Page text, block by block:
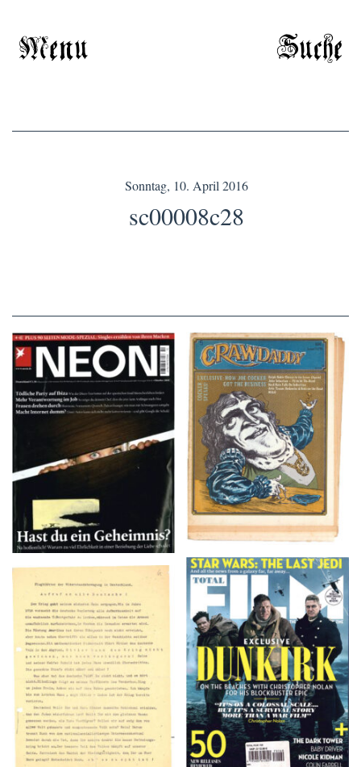
Menu Suche
Sonntag, 10. April 2016
sc00008c28
NEON – OKTOBER
2008
Crawdaddy – June/11/72
TOTAL FILM #260 –
SUMMER 2017
Flugblätter der Weissen
Rose – V, Januar 1943